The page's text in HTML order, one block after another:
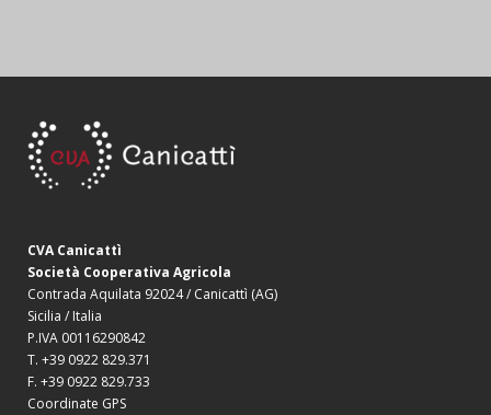
CVA Canicattì
Società Cooperativa Agricola
Contrada Aquilata 92024 / Canicattì (AG)
Sicilia / Italia
P.IVA 00116290842
T. +39 0922 829.371
F. +39 0922 829.733
Coordinate GPS